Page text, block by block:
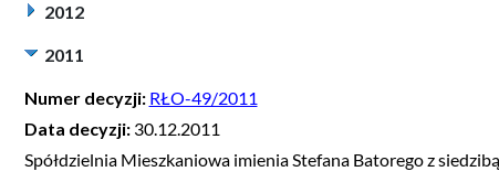
2012
2011
Numer decyzji: RŁO-49/2011
Data decyzji: 30.12.2011
Spółdzielnia Mieszkaniowa imienia Stefana Batorego z